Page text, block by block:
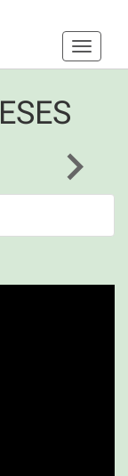
Toggle